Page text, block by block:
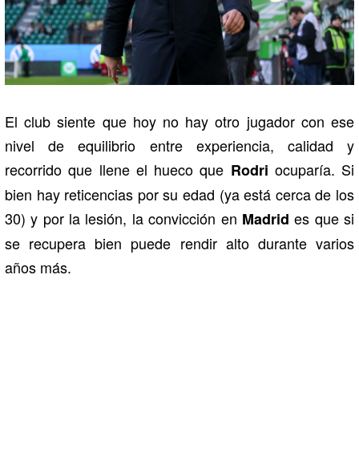
El club siente que hoy no hay otro jugador con ese
nivel de equilibrio entre experiencia, calidad y
recorrido que llene el hueco que Rodri ocuparía. Si
bien hay reticencias por su edad (ya está cerca de los
30) y por la lesión, la convicción en Madrides que si
se recupera bien puede rendir alto durante varios
años más.